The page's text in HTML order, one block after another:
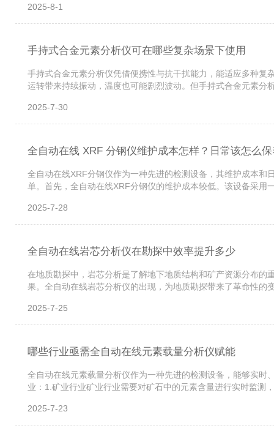
2025-8-1
手持式合金元素分析仪可在哪些复杂场景下使用
手持式合金元素分析仪凭借便携性与抗干扰能力，能适应多种
运转带来持续振动，温度也可能剧烈波动。但手持式合金元素
2025-7-30
全自动在线 XRF 分钢仪维护成本怎样？日常该怎么
全自动在线XRF分钢仪作为一种先进的检测设备，其维护成本
单。首先，全自动在线XRF分钢仪的维护成本较低。该设备采
2025-7-28
全自动在线岩芯分析仪在勘探中效率提升多少
在地质勘探中，岩芯分析是了解地下地质结构和矿产资源分布
果。全自动在线岩芯分析仪的出现，为地质勘探带来了革命性
2025-7-25
哪些行业亟需全自动在线元素载量分析仪赋能
全自动在线元素载量分析仪作为一种先进的检测设备，能够实
业：1.矿业行业矿业行业需要对矿石中的元素含量进行实时监测
2025-7-23